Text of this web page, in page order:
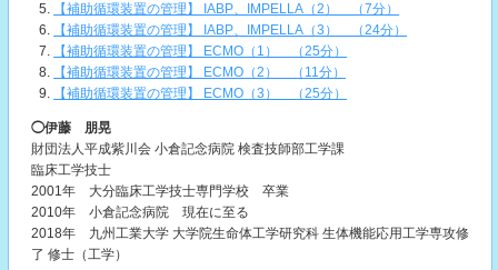
【補助循環装置の管理】 IABP、IMPELLA（2） （7分）
【補助循環装置の管理】 IABP、IMPELLA（3） （24分）
【補助循環装置の管理】 ECMO（1） （25分）
【補助循環装置の管理】 ECMO（2） （11分）
【補助循環装置の管理】 ECMO（3） （25分）
◯伊藤 朋晃
財団法人平成紫川会 小倉記念病院 検査技師部工学課
臨床工学技士
2001年 大分臨床工学技士専門学校 卒業
2010年 小倉記念病院 現在に至る
2018年 九州工業大学 大学院生命体工学研究科 生体機能応用工学専攻修
了 修士（工学）